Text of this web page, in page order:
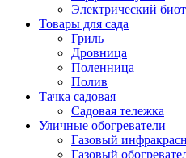
Электрический
Товары для сада
Гриль
Дровница
Поленница
Полив
Тачка садовая
Садовая тележка
Уличные обогреватели
Газовый
Газовый